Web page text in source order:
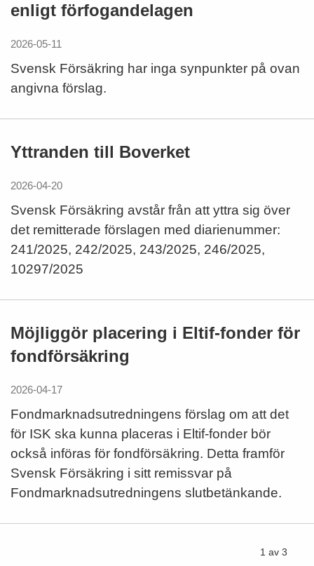
enligt förfogandelagen
2026-05-11
Svensk Försäkring har inga synpunkter på ovan
angivna förslag.
Yttranden till Boverket
2026-04-20
Svensk Försäkring avstår från att yttra sig över
det remitterade förslagen med diarienummer:
241/2025, 242/2025, 243/2025, 246/2025,
10297/2025
Möjliggör placering i Eltif-fonder för
fondförsäkring
2026-04-17
Fondmarknadsutredningens förslag om att det
för ISK ska kunna placeras i Eltif-fonder bör
också införas för fondförsäkring. Detta framför
Svensk Försäkring i sitt remissvar på
Fondmarknadsutredningens slutbetänkande.
1 av 3